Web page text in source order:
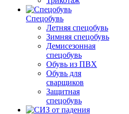
Спецобувь
Летняя спецобувь
Зимняя спецобувь
Демисезонная
спецобувь
Обувь из ПВХ
Обувь для
сварщиков
Защитная
спецобувь